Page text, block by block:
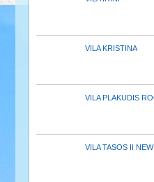
VILA KRISTINA
VILA PLAKUDIS
VILA TASOS II NEW